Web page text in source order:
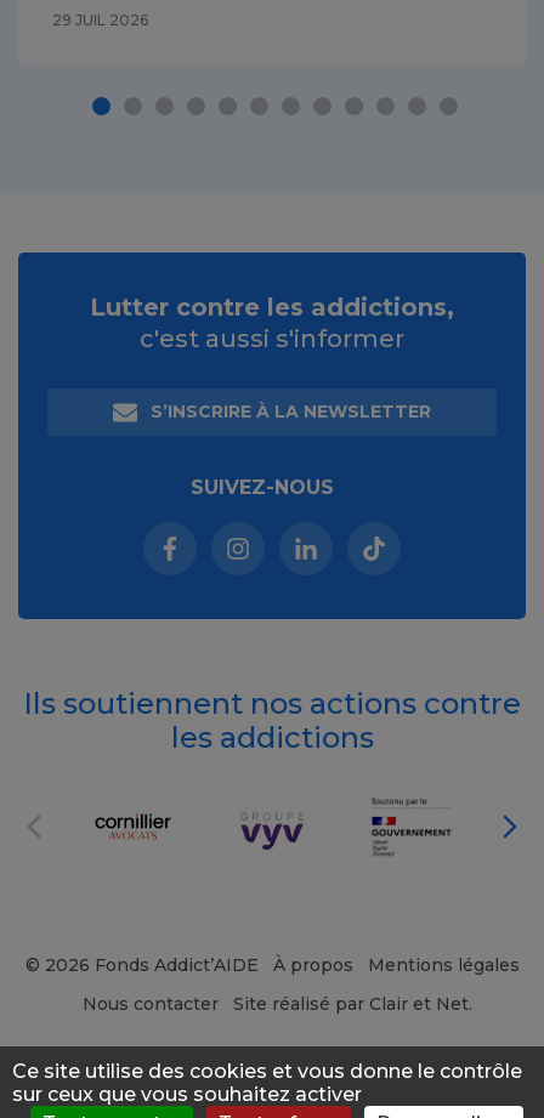
29 JUIL 2026
Lutter contre les addictions,
c'est aussi s'informer
S’INSCRIRE À LA NEWSLETTER
SUIVEZ-NOUS
Facebook (nouvelle fenêtre)
Instagram (nouvelle fenêtre)
Linkedin (nouvelle
Tiktok (nouvelle
Ils soutiennent nos actions contre
les addictions
© 2026 Fonds Addict’AIDE À propos
Mentions légales
Nous contacter
Site réalisé par Clair et Net.
Ce site utilise des cookies et vous donne le contrôle
sur ceux que vous souhaitez activer